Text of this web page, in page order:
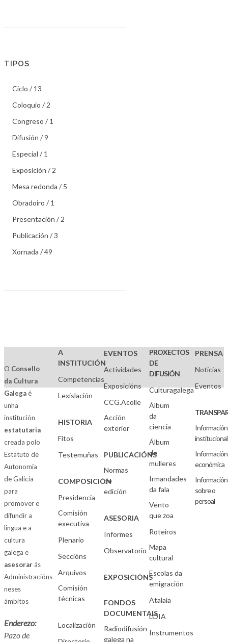
TIPOS
Ciclo / 13
Coloquio / 2
Congreso / 1
Difusión / 9
Especial / 1
Exposición / 2
Mesa redonda / 5
Obradoiro / 1
Presentación / 2
Publicación / 3
Xornada / 49
O Consello
da Cultura
Galegaé
unha
institución
estatutaria
creada polo
Estatuto de
Autonomía
de Galicia
para
promover e
difundir a
lingua e a
cultura
galega e
asesorarás
Administracións
neses
ámbitos
Enderezo:
Pazo de
A
INSTITUCIÓN
Competencias
Lexislación
HISTORIA
Fitos
Testemuñas
COMPOSICIÓN
Presidencia
Comisión
executiva
Plenario
Seccións
Arquivos
Comisión
técnicas
Localización
EVENTOS
Actividades
Exposicións
CCG.Acolle
Acción
exterior
PUBLICACIÓNS
Normas
de
edición
ASESORIA
Informes
Observatorio
EXPOSICIÓNS
FONDOS
DOCUMENTAIS
Radiodifusión
galega na
PROXECTOS
DE
DIFUSIÓN
Culturagalega
Álbum
da
ciencia
Álbum
de
mulleres
Irmandades
da fala
Vento
que zoa
Roteiros
Mapa
cultural
Escolas da
emigración
Atalaia
LOIA
Instrumentos
PRENSA
Noticias
Eventos
Información
institucional
Información
económica
Información
sobre o
persoal